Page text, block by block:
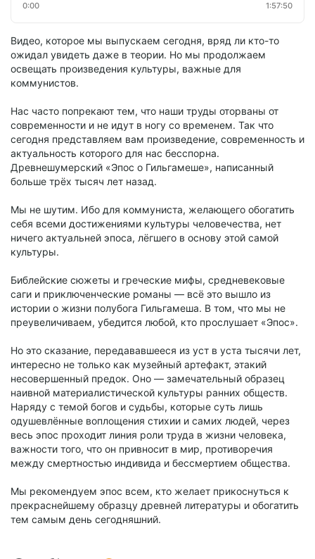
0:00 1:57:50
Видео, которое мы выпускаем сегодня, вряд ли кто-то
ожидал увидеть даже в теории. Но мы продолжаем
освещать произведения культуры, важные для
коммунистов.
Нас часто попрекают тем, что наши труды оторваны от
современности и не идут в ногу со временем. Так что
сегодня представляем вам произведение, современность и
актуальность которого для нас бесспорна.
Древнешумерский «Эпос о Гильгамеше», написанный
больше трёх тысяч лет назад.
Мы не шутим. Ибо для коммуниста, желающего обогатить
себя всеми достижениями культуры человечества, нет
ничего актуальней эпоса, лёгшего в основу этой самой
культуры.
Библейские сюжеты и греческие мифы, средневековые
саги и приключенческие романы — всё это вышло из
истории о жизни полубога Гильгамеша. В том, что мы не
преувеличиваем, убедится любой, кто прослушает «Эпос».
Но это сказание, передававшееся из уст в уста тысячи лет,
интересно не только как музейный артефакт, этакий
несовершенный предок. Оно — замечательный образец
наивной материалистической культуры ранних обществ.
Наряду с темой богов и судьбы, которые суть лишь
одушевлённые воплощения стихии и самих людей, через
весь эпос проходит линия роли труда в жизни человека,
важности того, что он привносит в мир, противоречия
между смертностью индивида и бессмертием общества.
Мы рекомендуем эпос всем, кто желает прикоснуться к
прекраснейшему образцу древней литературы и обогатить
тем самым день сегодняшний.